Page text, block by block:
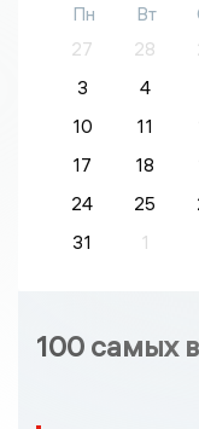
Пн Вт
27
28
3
4
10
11
17
18
24
25
31
1
100 самых